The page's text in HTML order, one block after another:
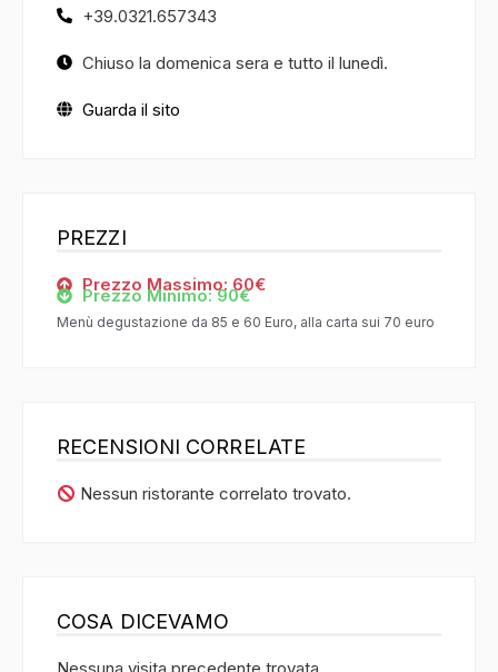
+39.0321.657343
Chiuso la domenica sera e tutto il lunedì.
Guarda il sito
PREZZI
Prezzo Massimo: 60€
Prezzo Minimo: 90€
Menù degustazione da 85 e 60 Euro, alla carta sui 70 euro
RECENSIONI CORRELATE
Nessun ristorante correlato trovato.
COSA DICEVAMO